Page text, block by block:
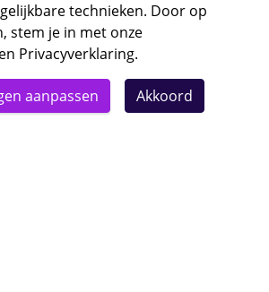
technieken. Door op
stem je in met onze
en Privacyverklaring.
aanpassen Akkoord